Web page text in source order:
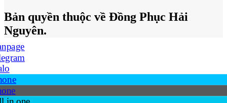
Bản quyền thuộc về Đồng Phục Hải
Nguyên.